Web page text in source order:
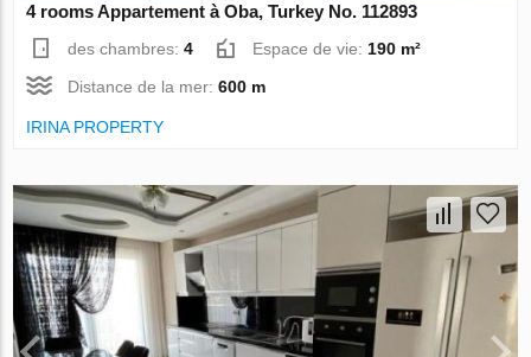
4 rooms Appartement à Oba, Turkey No. 112893
des chambres:4 Espace de vie:190 m²
Distance de la mer:600 m
IRINA PROPERTY